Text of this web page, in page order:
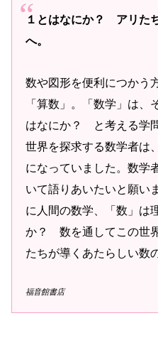
１とはなにか？ アリた
へ。
数や図形を便利につかう
「算数」。「数学」は、
はなにか？ と考える学
世界を探求する数学者は
になっていました。数学
いて語りあいたいと願
に人間の数学、「数」は
か？ 数を通してこの世
たちが導くあたらしい数
福音館書店